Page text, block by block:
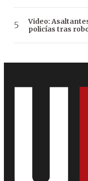
Video:
policías tras